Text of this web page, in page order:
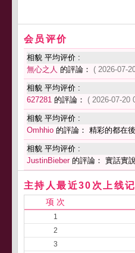
会员评价
相貌 平均评价 :
無心之人 的評論： ( 2026-07-
相貌 平均评价 :
627281 的評論： ( 2026-07-20
相貌 平均评价 :
Omhhio 的評論： 精彩的都在
相貌 平均评价 :
JustinBieber的評論： 實話實
主持人最近30次上线
项 次
1
2
3